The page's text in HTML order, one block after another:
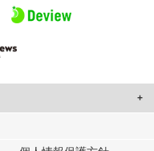
合わせたコンテンツや広告の